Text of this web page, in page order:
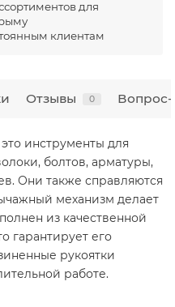
для
клиентам
Отзывы 0 Вопрос-
инструменты для
болтов, арматуры,
Они также справляются
механизм делает
из качественной
гарантирует его
рукоятки
работе.